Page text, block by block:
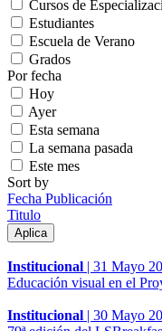
Cursos de
Estudiantes
Escuela de Verano
Grados
Por fecha
Hoy
Ayer
Esta semana
La semana pasada
Este mes
Sort by
Fecha Publicación
Titulo
Institucional | 31 Mayo
Educación visual en el
Institucional | 30 Mayo